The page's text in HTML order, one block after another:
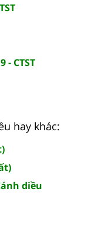
CTST
hay khác:
diều